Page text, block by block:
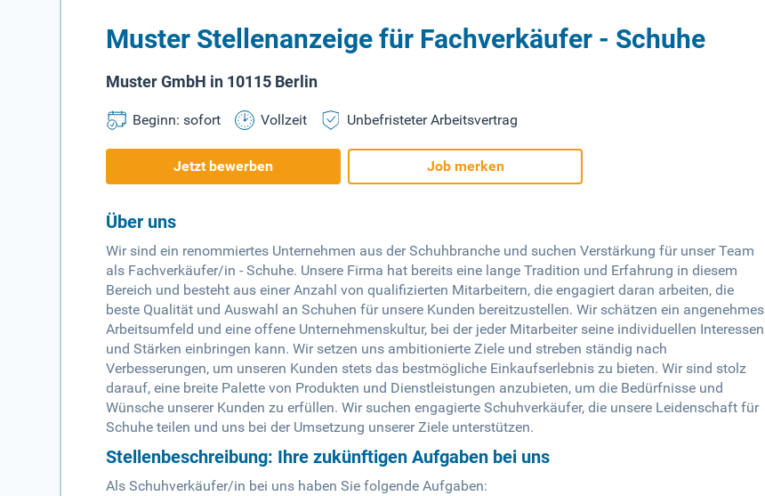
Muster Stellenanzeige für Fachverkäufer - Schuhe
Muster GmbH in 10115 Berlin
Beginn: sofort Vollzeit Unbefristeter Arbeitsvertrag
Jetzt bewerben Job merken
Über uns
Wir sind ein renommiertes Unternehmen aus der Schuhbranche und suchen Verstärkung für unser Team
als Fachverkäufer/in - Schuhe. Unsere Firma hat bereits eine lange Tradition und Erfahrung in diesem
Bereich und besteht aus einer Anzahl von qualifizierten Mitarbeitern, die engagiert daran arbeiten, die
beste Qualität und Auswahl an Schuhen für unsere Kunden bereitzustellen. Wir schätzen ein angenehmes
Arbeitsumfeld und eine offene Unternehmenskultur, bei der jeder Mitarbeiter seine individuellen Interessen
und Stärken einbringen kann. Wir setzen uns ambitionierte Ziele und streben ständig nach
Verbesserungen, um unseren Kunden stets das bestmögliche Einkaufserlebnis zu bieten. Wir sind stolz
darauf, eine breite Palette von Produkten und Dienstleistungen anzubieten, um die Bedürfnisse und
Wünsche unserer Kunden zu erfüllen. Wir suchen engagierte Schuhverkäufer, die unsere Leidenschaft für
Schuhe teilen und uns bei der Umsetzung unserer Ziele unterstützen.
Stellenbeschreibung: Ihre zukünftigen Aufgaben bei uns
Als Schuhverkäufer/in bei uns haben Sie folgende Aufgaben: